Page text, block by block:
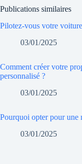
Publications similaires
Pilotez-vous votre
03/01/2025
Comment créer votre
personnalisé ?
03/01/2025
Pourquoi opter pour une
03/01/2025